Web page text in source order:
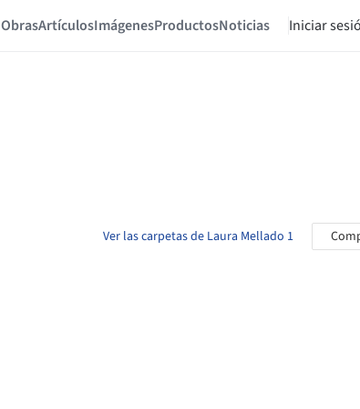
ObrasArtículosImágenesProductosNoticias Iniciar
Ver las carpetas de Laura Mellado 1